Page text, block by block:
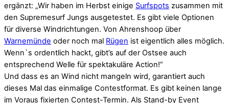
ergänzt: „Wir haben im Herbst einige Surfspots zusammen mit
den Supremesurf Jungs ausgetestet. Es gibt viele Optionen
für diverse Windrichtungen. Von Ahrenshoop über
Warnemünde oder noch mal Rügen ist eigentlich alles möglich.
Wenn`s ordentlich hackt, gibt’s auf der Ostsee auch
entsprechend Welle für spektakuläre Action!“
Und dass es an Wind nicht mangeln wird, garantiert auch
dieses Mal das einmalige Contestformat. Es gibt keinen lange
im Voraus fixierten Contest-Termin. Als Stand-by Event